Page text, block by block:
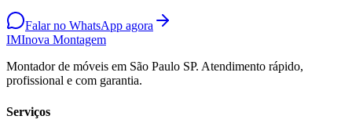
Falar no WhatsApp agora
IMInova Montagem
Montador de móveis em São Paulo SP. Atendimento rápido,
profissional e com garantia.
Serviços